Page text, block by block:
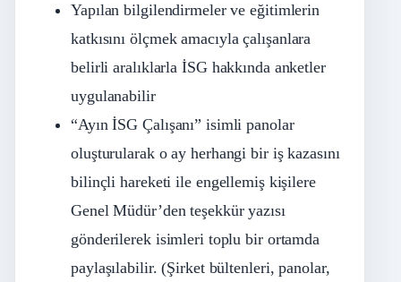
Yapılan bilgilendirmeler ve eğitimlerin
katkısını ölçmek amacıyla çalışanlara
belirli aralıklarla İSG hakkında anketler
uygulanabilir
“Ayın İSG Çalışanı” isimli panolar
oluşturularak o ay herhangi bir iş kazasını
bilinçli hareketi ile engellemiş kişilere
Genel Müdür’den teşekkür yazısı
gönderilerek isimleri toplu bir ortamda
paylaşılabilir. (Şirket bültenleri, panolar,